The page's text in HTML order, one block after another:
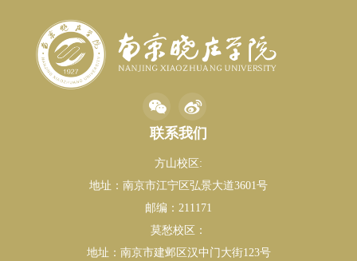
联系我们
方山校区:
地址：南京市江宁区弘景大道3601号
邮编：211171
莫愁校区：
地址：南京市建邺区汉中门大街123号